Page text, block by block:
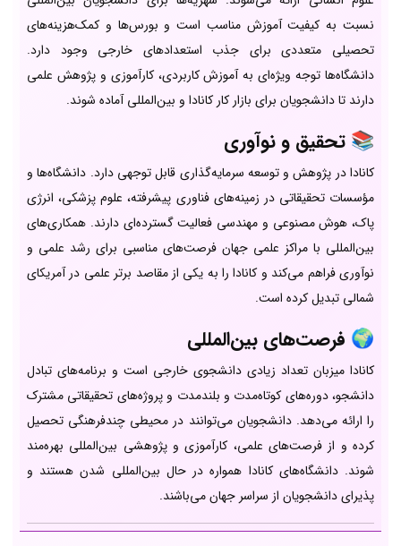
نسبت به کیفیت آموزش مناسب است و بورس‌ها و کمک‌هزینه‌های
تحصیلی متعددی برای جذب استعدادهای خارجی وجود دارد.
دانشگاه‌ها توجه ویژه‌ای به آموزش کاربردی، کارآموزی و پژوهش علمی
دارند تا دانشجویان برای بازار کار کانادا و بین‌المللی آماده شوند.
📚 تحقیق و نوآوری
کانادا در پژوهش و توسعه سرمایه‌گذاری قابل توجهی دارد. دانشگاه‌ها و
مؤسسات تحقیقاتی در زمینه‌های فناوری پیشرفته، علوم پزشکی، انرژی
پاک، هوش مصنوعی و مهندسی فعالیت گسترده‌ای دارند. همکاری‌های
بین‌المللی با مراکز علمی جهان فرصت‌های مناسبی برای رشد علمی و
نوآوری فراهم می‌کند و کانادا را به یکی از مقاصد برتر علمی در آمریکای
شمالی تبدیل کرده است.
🌍 فرصت‌های بین‌المللی
کانادا میزبان تعداد زیادی دانشجوی خارجی است و برنامه‌های تبادل
دانشجو، دوره‌های کوتاه‌مدت و بلندمدت و پروژه‌های تحقیقاتی مشترک
را ارائه می‌دهد. دانشجویان می‌توانند در محیطی چندفرهنگی تحصیل
کرده و از فرصت‌های علمی، کارآموزی و پژوهشی بین‌المللی بهره‌مند
شوند. دانشگاه‌های کانادا همواره در حال بین‌المللی شدن هستند و
پذیرای دانشجویان از سراسر جهان می‌باشند.